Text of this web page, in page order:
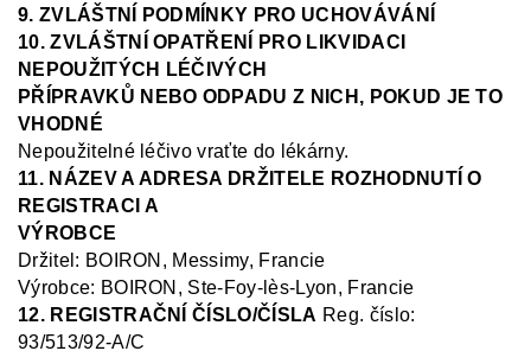
9. ZVLÁŠTNÍ PODMÍNKY PRO UCHOVÁVÁNÍ
10. ZVLÁŠTNÍ OPATŘENÍ PRO LIKVIDACI
NEPOUŽITÝCH LÉČIVÝCH
PŘÍPRAVKŮ NEBO ODPADU Z NICH, POKUD JE TO
VHODNÉ
Nepoužitelné léčivo vraťte do lékárny.
11. NÁZEV A ADRESA DRŽITELE ROZHODNUTÍ O
REGISTRACI A
VÝROBCE
Držitel: BOIRON, Messimy, Francie
Výrobce: BOIRON, Ste-Foy- lès-Lyon, Francie
12. REGISTRAČNÍ ČÍSLO/ČÍSLA Reg. číslo:
93/513/92-A/C